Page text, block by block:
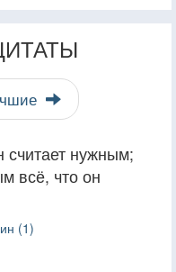
считает нужным;
всё, что он
(1)